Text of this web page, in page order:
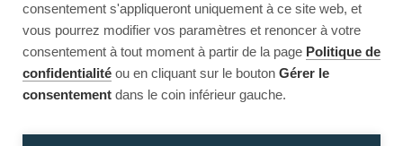
consentement s'appliqueront uniquement à ce site web, et
vous pourrez modifier vos paramètres et renoncer à votre
consentement à tout moment à partir de la page Politique de
confidentialité ou en cliquant sur le bouton Gérer le
consentement dans le coin inférieur gauche.